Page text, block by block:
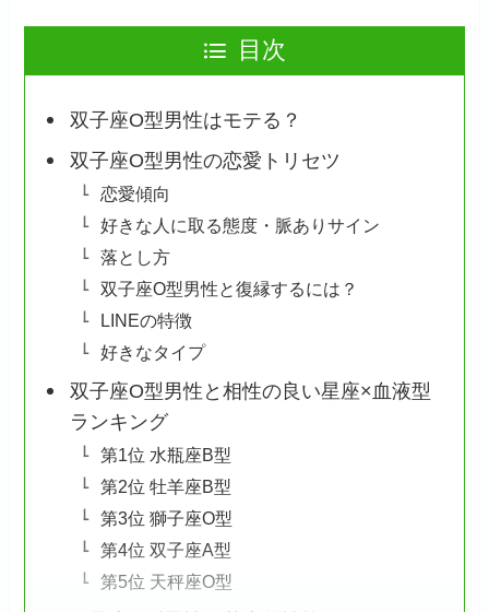
目次
双子座O型男性はモテる？
双子座O型男性の恋愛トリセツ
恋愛傾向
好きな人に取る態度・脈ありサイン
落とし方
双子座O型男性と復縁するには？
LINEの特徴
好きなタイプ
双子座O型男性と相性の良い星座×血液型
ランキング
第1位 水瓶座B型
第2位 牡羊座B型
第3位 獅子座O型
第4位 双子座A型
第5位 天秤座O型